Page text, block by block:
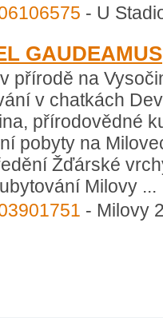
- U
GAUDEAMUS
přírodě na
v chatkách
přírodovědné
pobyty na
Žďárské
Milovy ...
- Milovy